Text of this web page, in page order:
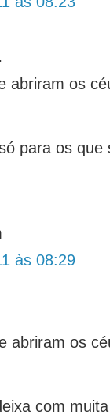
abriram os
para os
às 08:29
abriram os
com